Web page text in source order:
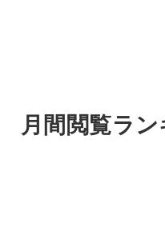
月間閲覧ラ